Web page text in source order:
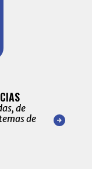
de
de
de las